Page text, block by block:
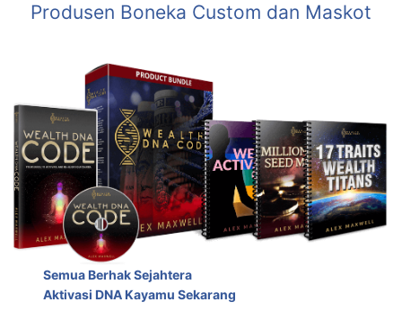
Produsen Boneka Custom dan Maskot
Semua Berhak Sejahtera
Aktivasi DNA Kayamu Sekarang